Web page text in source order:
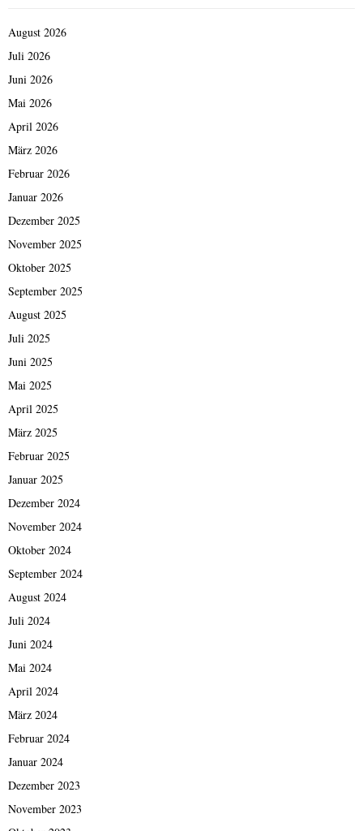
August 2026
Juli 2026
Juni 2026
Mai 2026
April 2026
März 2026
Februar 2026
Januar 2026
Dezember 2025
November 2025
Oktober 2025
September 2025
August 2025
Juli 2025
Juni 2025
Mai 2025
April 2025
März 2025
Februar 2025
Januar 2025
Dezember 2024
November 2024
Oktober 2024
September 2024
August 2024
Juli 2024
Juni 2024
Mai 2024
April 2024
März 2024
Februar 2024
Januar 2024
Dezember 2023
November 2023